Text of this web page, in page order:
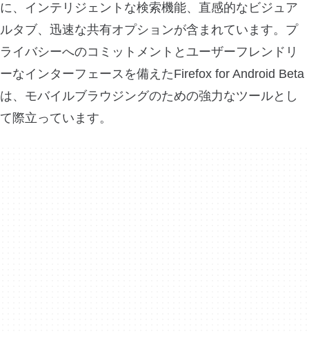
に、インテリジェントな検索機能、直感的なビジュア
ルタブ、迅速な共有オプションが含まれています。プ
ライバシーへのコミットメントとユーザーフレンドリ
ーなインターフェースを備えたFirefox for Android Beta
は、モバイルブラウジングのための強力なツールとし
て際立っています。